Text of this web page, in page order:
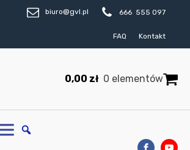
biuro@gvl.pl 666 555 097
FAQ Kontakt
0,00 zł 0 elementów